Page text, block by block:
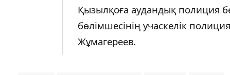
Қызылқоға аудандық полиция
бөлімшесінің учаскелік
Жұмагереев.